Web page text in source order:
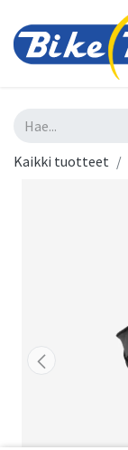
Kaikki tuotteet